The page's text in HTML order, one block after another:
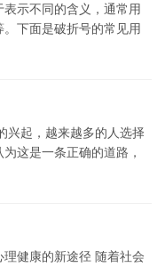
示不同的含义，通常用
下面是破折号的常见用
兴起，越来越多的人选择
这是一条正确的道路，
健康的新途径 随着社会